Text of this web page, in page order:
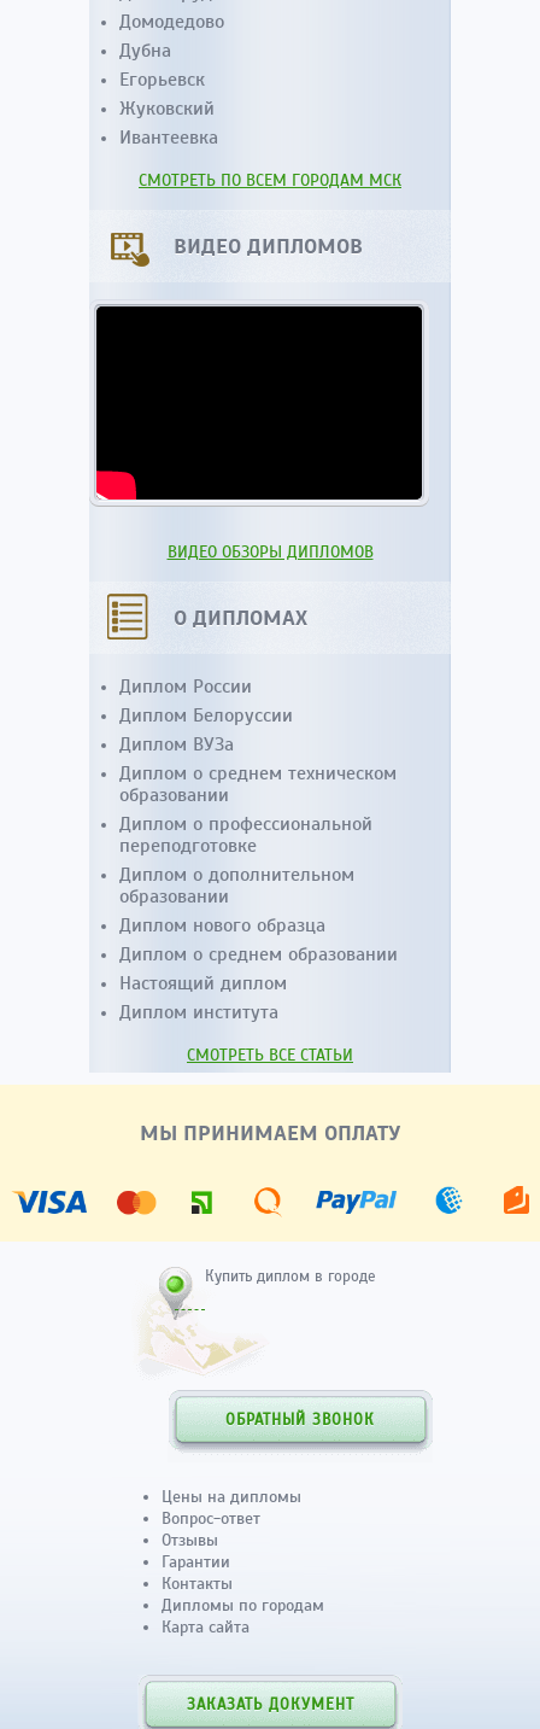
Домодедово
Дубна
Егорьевск
Жуковский
Ивантеевка
СМОТРЕТЬ ПО ВСЕМ ГОРОДАМ МСК
ВИДЕО ДИПЛОМОВ
ВИДЕО ОБЗОРЫ ДИПЛОМОВ
О ДИПЛОМАХ
Диплом России
Диплом Белоруссии
Диплом ВУЗа
Диплом о среднем техническом
образовании
Диплом о профессиональной
переподготовке
Диплом о дополнительном
образовании
Диплом нового образца
Диплом о среднем образовании
Настоящий диплом
Диплом института
СМОТРЕТЬ ВСЕ СТАТЬИ
МЫ ПРИНИМАЕМ ОПЛАТУ
Купить диплом в городе
ОБРАТНЫЙ ЗВОНОК
Цены на дипломы
Вопрос-ответ
Отзывы
Гарантии
Контакты
Дипломы по городам
Карта сайта
ЗАКАЗАТЬ ДОКУМЕНТ